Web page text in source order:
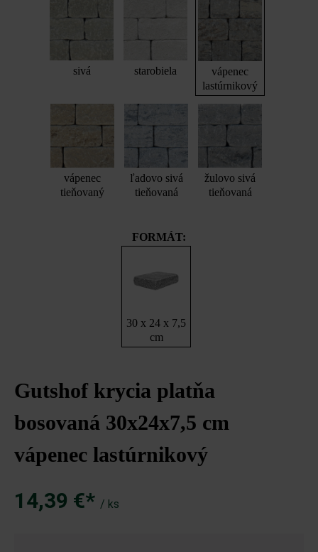
sivá starobiela
vápenec
lastúrnikový
vápenec
tieňovaný
ľadovo sivá
tieňovaná
žulovo sivá
tieňovaná
FORMÁT:
30 x 24 x 7,5
cm
Gutshof krycia platňa
bosovaná 30x24x7,5 cm
vápenec lastúrnikový
14,39 €* / ks